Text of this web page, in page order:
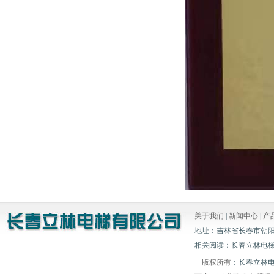
关于我们 新闻中心
产
地址：吉林省长春市朝
相关阅读：长春立林电
版权所有 ：长春立